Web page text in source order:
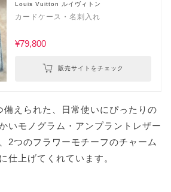
Louis Vuitton ルイヴィトン
カードケース・名刺入れ
¥79,800
販売サイトをチェック
備えられた、日常使いにぴったりの
いモノグラム・アンプラントレザー
2つのフラワーモチーフのチャーム
仕上げてくれています。